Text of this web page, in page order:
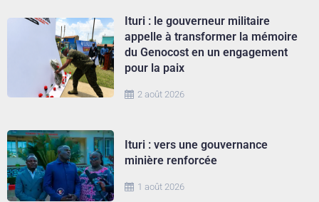
2 août 2026
Ituri : le gouverneur militaire
appelle à transformer la mémoire
du Genocost en un engagement
pour la paix
1 août 2026
Ituri : vers une gouvernance
minière renforcée